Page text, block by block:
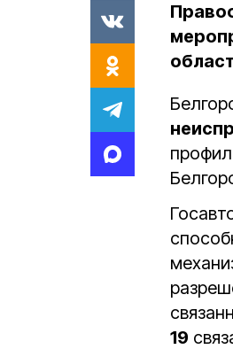
19